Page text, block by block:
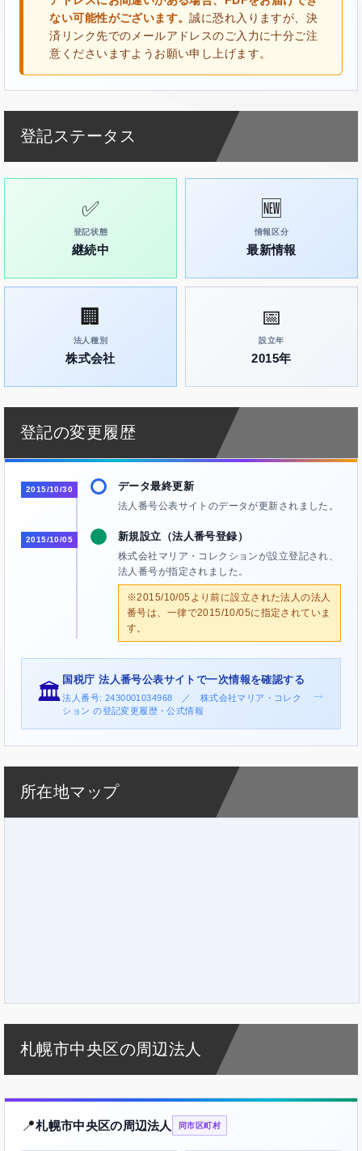
ない可能性がございます。誠に恐れ入りますが、決
済リンク先でのメールアドレスのご入力に十分ご注
意くださいますようお願い申し上げます。
登記ステータス
✅
登記状態
継続中
🆕
情報区分
最新情報
🏢
法人種別
株式会社
📅
設立年
2015年
登記の変更履歴
2015/10/30 データ最終更新
法人番号公表サイトのデータが更新されました。
2015/10/05 新規設立（法人番号登録）
株式会社マリア・コレクションが設立登記され、
法人番号が指定されました。
※2015/10/05より前に設立された法人の法人
番号は、一律で2015/10/05に指定されていま
す。
🏛️
国税庁 法人番号公表サイトで一次情報を確認する
法人番号: 2430001034968 ／ 株式会社マリア・コレク
ション の登記変更履歴・公式情報
→
所在地マップ
札幌市中央区の周辺法人
📍札幌市中央区の周辺法人 同市区町村